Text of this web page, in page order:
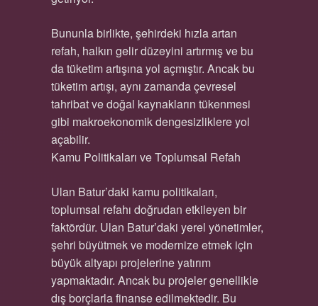
Bununla birlikte, şehirdeki hızla artan
refah, halkın gelir düzeyini artırmış ve bu
da tüketim artışına yol açmıştır. Ancak bu
tüketim artışı, aynı zamanda çevresel
tahribat ve doğal kaynakların tükenmesi
gibi makroekonomik dengesizliklere yol
açabilir.
Kamu Politikaları ve Toplumsal Refah
Ulan Batur’daki kamu politikaları,
toplumsal refahı doğrudan etkileyen bir
faktördür. Ulan Batur’daki yerel yönetimler,
şehri büyütmek ve modernize etmek için
büyük altyapı projelerine yatırım
yapmaktadır. Ancak bu projeler genellikle
dış borçlarla finanse edilmektedir. Bu